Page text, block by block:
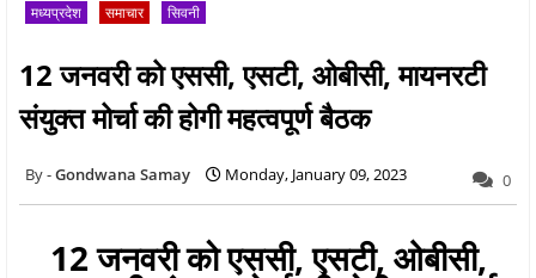
मध्यप्रदेश समाचार सिवनी
12 जनवरी को एससी, एसटी, ओबीसी, मायनरटी
संयुक्त मोर्चा की होगी महत्वपूर्ण बैठक
Gondwana Samay Monday, January 09, 2023 0
12 जनवरी को एससी, एसटी, ओबीसी,